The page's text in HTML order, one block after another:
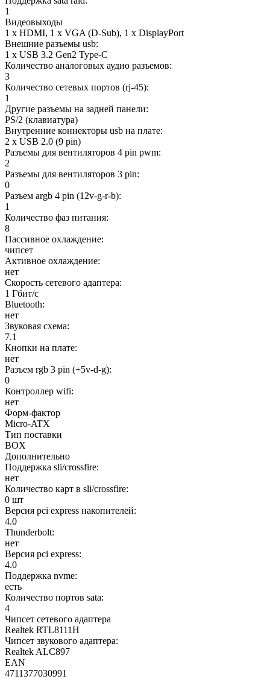
1
Видеовыходы
1 x HDMI, 1 x VGA (D-Sub), 1 x DisplayPort
Внешние разъемы usb:
1 x USB 3.2 Gen2 Type-C
Количество аналоговых аудио разъемов:
3
Количество сетевых портов (rj-45):
1
Другие разъемы на задней панели:
PS/2 (клавиатура)
Внутренние коннекторы usb на плате:
2 x USB 2.0 (9 pin)
Разъемы для вентиляторов 4 pin pwm:
2
Разъемы для вентиляторов 3 pin:
0
Разъем argb 4 pin (12v-g-r-b):
1
Количество фаз питания:
8
Пассивное охлаждение:
чипсет
Активное охлаждение:
нет
Скорость сетевого адаптера:
1 Гбит/с
Bluetooth:
нет
Звуковая схема:
7.1
Кнопки на плате:
нет
Разъем rgb 3 pin (+5v-d-g):
0
Контроллер wifi:
нет
Форм-фактор
Micro-ATX
Тип поставки
BOX
Дополнительно
Поддержка sli/crossfire:
нет
Количество карт в sli/crossfire:
0 шт
Версия pci express накопителей:
4.0
Thunderbolt:
нет
Версия pci express:
4.0
Поддержка nvme:
есть
Количество портов sata:
4
Чипсет сетевого адаптера
Realtek RTL8111H
Чипсет звукового адаптера:
Realtek ALC897
EAN
4711377030991